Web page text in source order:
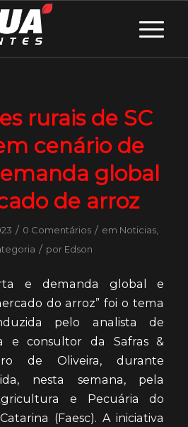
rurais de SC
cenário de
global
de arroz
/ 0 Comentários / em Noticias
/ por Edson
e demanda global e
do arroz” foi o tema
pelo analista de
e consultor da Safras &
de Oliveira, durante
nesta semana, pela
e Pecuária do
(Faesc). A iniciativa